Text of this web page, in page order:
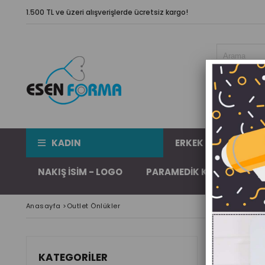
1.500 TL ve üzeri alışverişlerde ücretsiz kargo!
KADIN ERKEK BÜYÜK
NAKIŞ İSIM - LOGO PARAMEDIK KIYAFETLERI
Anasayfa >Outlet Önlükler
KATEGORILER